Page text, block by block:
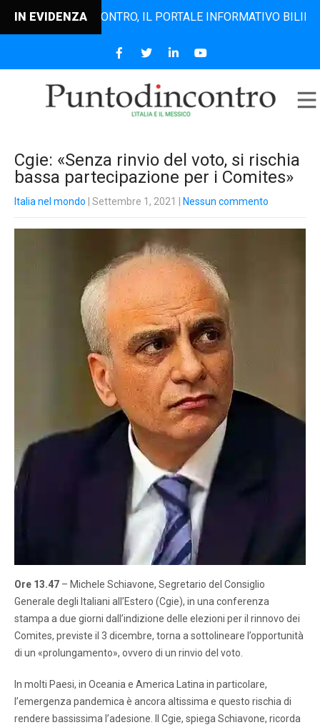
IN EVIDENZA
PUNTODINCONTRO, IL PORTALE INFORMATIVO
Cgie: «Senza rinvio del voto, si rischia
bassa partecipazione per i Comites»
Italia nel mondo | Settembre 1, 2021 Nessun commento
Ore 13.47 – Michele Schiavone, Segretario del Consiglio
Generale degli Italiani all’Estero (Cgie), in una conferenza
stampa a due giorni dall’indizione delle elezioni per il rinnovo dei
Comites, previste il 3 dicembre, torna a sottolineare l’opportunità
di un «prolungamento», ovvero di un rinvio del voto.
In molti Paesi, in Oceania e America Latina in particolare,
l’emergenza pandemica è ancora altissima e questo rischia di
rendere bassissima l’adesione. Il Cgie, spiega Schiavone, ricorda